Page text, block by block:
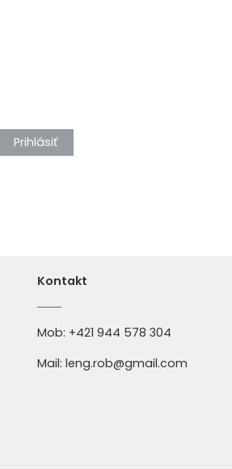
Prihlásiť
Kontakt
Mob: +421 944 578 304
Mail: leng.rob@gmail.com